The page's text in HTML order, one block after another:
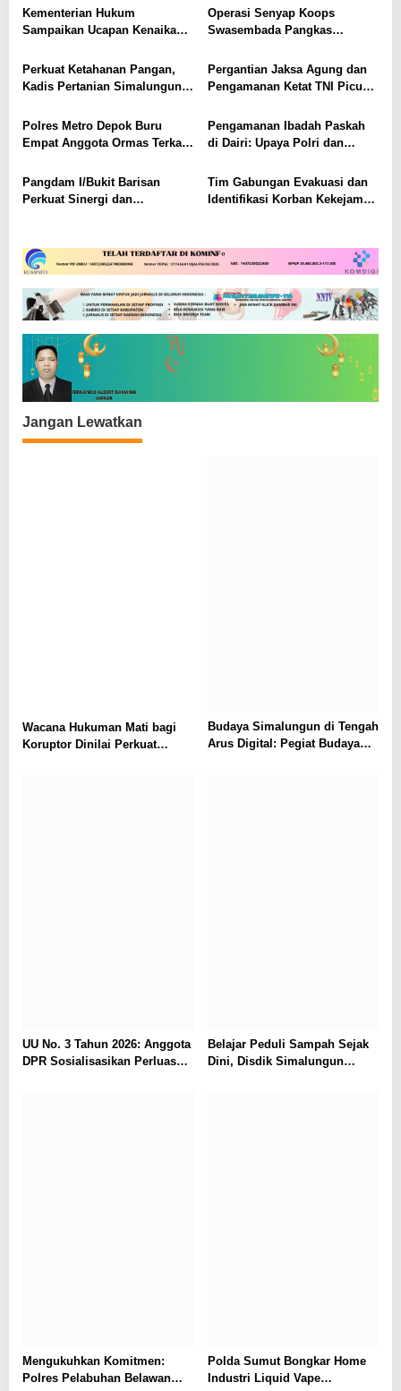
o
s
Masyarakat
Semangat Membangun Desa
Kementerian Hukum
Sampaikan Ucapan Kenaikan
Kasih dan Integritas
Pelayanan
Operasi Senyap Koops
Swasembada Pangkas
Lamek Taplo Tewas Bersama
Tiga Anggotanya
Perkuat Ketahanan Pangan,
Kadis Pertanian Simalungun
di Gunung Malela
Pergantian Jaksa Agung dan
Pengamanan Ketat TNI Picu
Indonesia
Polres Metro Depok Buru
Empat Anggota Ormas Terkait
Pembakaran Mobil Polisi
Pengamanan Ibadah Paskah
di Dairi: Upaya Polri dan
Berkelanjutan
Pangdam I/Bukit Barisan
Perkuat Sinergi dan
Tim Gabungan Evakuasi dan
Identifikasi Korban Kekejaman
Jangan Lewatkan
Wacana Hukuman Mati bagi
Koruptor Dinilai Perkuat
Budaya Simalungun di Tengah
Arus Digital: Pegiat Budaya
UU No. 3 Tahun 2026: Anggota
DPR Sosialisasikan Perluasan
Belajar Peduli Sampah Sejak
Dini, Disdik Simalungun
Mengukuhkan Komitmen:
Polres Pelabuhan Belawan
Polda Sumut Bongkar Home
Industri Liquid Vape